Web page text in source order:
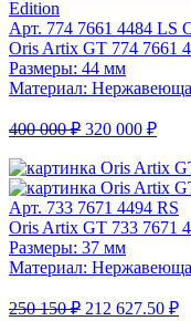
Арт. 774 7661 4484 LS
Oris Artix GT 774 7661
Размеры: 44 мм
Материал:
400 000 ₽ 320 000 ₽
Арт. 733 7671 4494 RS
Oris Artix GT 733 7671
Размеры: 37 мм
Материал:
250 150 ₽ 212 627.50 ₽